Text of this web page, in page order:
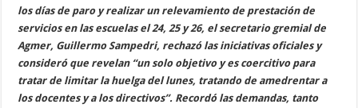
los días de paro y realizar un relevamiento de prestación de
servicios en las escuelas el 24, 25 y 26, el secretario gremial de
Agmer, Guillermo Sampedri, rechazó las iniciativas oficiales y
consideró que revelan “un solo objetivo y es coercitivo para
tratar de limitar la huelga del lunes, tratando de amedrentar a
los docentes y a los directivos”. Recordó las demandas, tanto